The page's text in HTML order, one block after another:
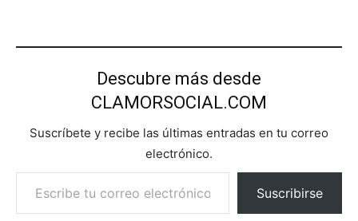
Descubre más desde
CLAMORSOCIAL.COM
Suscríbete y recibe las últimas entradas en tu correo
electrónico.
Escribe tu correo electrónico…
Suscribirse